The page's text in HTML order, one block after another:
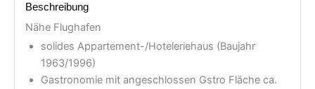
Beschreibung
Nähe Flughafen
solides Appartement-/Hoteleriehaus (Baujahr
1963/1996)
Gastronomie mit angeschlossen Gstro Fläche ca.